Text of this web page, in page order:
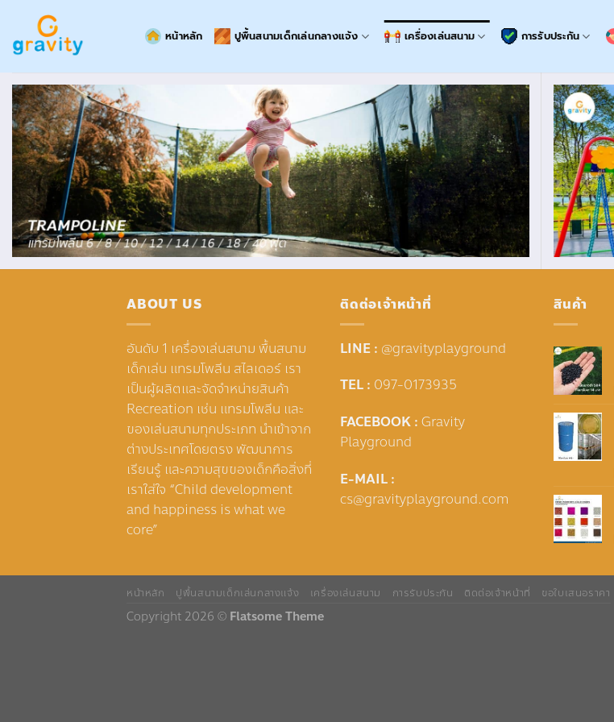
content
หน้าหลัก ปูพื้นสนามเด็กเล่นกลางแจ้ง เครื่องเล่นสนาม การรับประกัน
ABOUT US
อันดับ 1 เครื่องเล่นสนาม พื้นสนาม
เด็กเล่น แทรมโพลีน สไลเดอร์ เรา
เป็นผู้ผลิตและจัดจำหน่ายสินค้า
Recreation เช่น แทรมโพลีน และ
ของเล่นสนามทุกประเภท นำเข้าจาก
ต่างประเทศโดยตรง พัฒนาการ
เรียนรู้ และความสุขของเด็กคือสิ่งที่
เราใส่ใจ “Child development
and happiness is what we
core”
ติดต่อเจ้าหน้าที่
LINE : @gravityplayground
TEL : 097-0173935
FACEBOOK : Gravity
Playground
E-MAIL :
cs@gravityplayground.com
สินค้า
หน้าหลัก ปูพื้นสนามเด็กเล่นกลางแจ้ง เครื่องเล่นสนาม การรับประกัน ติดต่อเจ้าหน้าที่ ขอใบเสนอราคา
Copyright 2026 © Flatsome Theme